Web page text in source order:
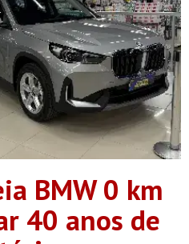
BMW 0 km
40 anos de